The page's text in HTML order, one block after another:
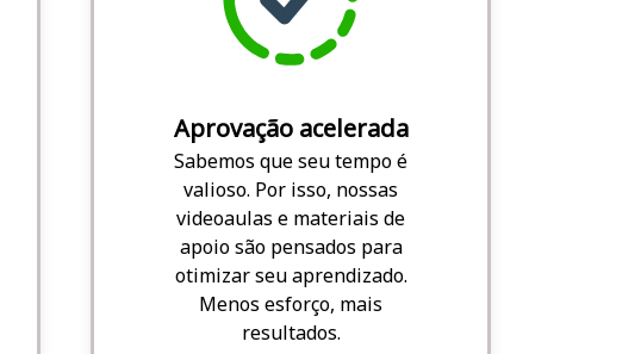
Aprovação acelerada
Sabemos que seu tempo é
valioso. Por isso, nossas
videoaulas e materiais de
apoio são pensados para
otimizar seu aprendizado.
Menos esforço, mais
resultados.